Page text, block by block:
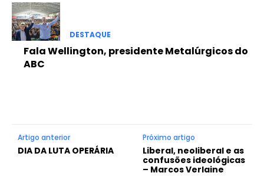
DESTAQUE
Fala Wellington, presidente Metalúrgicos do
ABC
Artigo anterior
DIA DA LUTA OPERÁRIA
Próximo artigo
Liberal, neoliberal e as
confusões ideológicas
– Marcos Verlaine